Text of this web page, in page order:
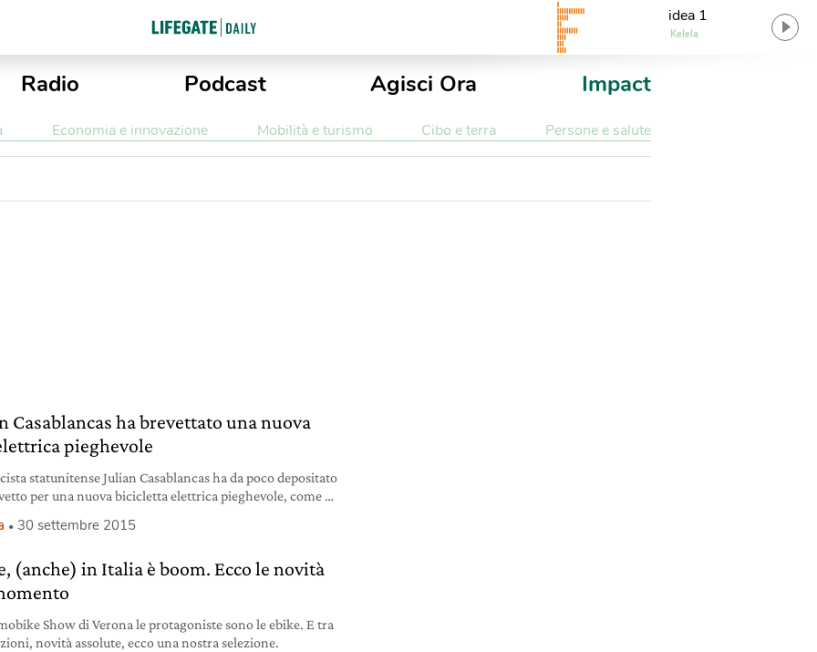
idea 1
Kelela
Radio Podcast Agisci Ora Impact
Economia e innovazione Mobilità e turismo Cibo e terra Persone e salute
Casablancas ha brevettato una nuova
pieghevole
statunitense Julian Casablancas ha da poco depositato
per una nuova bicicletta elettrica pieghevole, come ha
degli Strokes aveva già parlato di questo suo progetto
ma questa cosa mi
30 settembre 2015
(anche) in Italia è boom. Ecco le novità
Show di Verona le protagoniste sono le ebike. E tra
novità assolute, ecco una nostra selezione.